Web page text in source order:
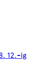
12.-ig